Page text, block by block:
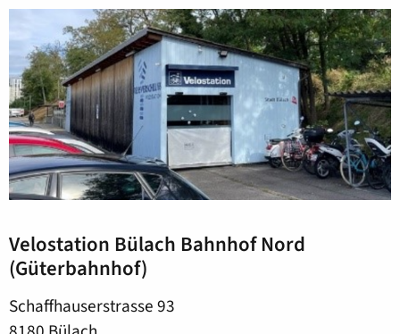
Velostation Bülach Bahnhof Nord
(Güterbahnhof)
Schaffhauserstrasse 93